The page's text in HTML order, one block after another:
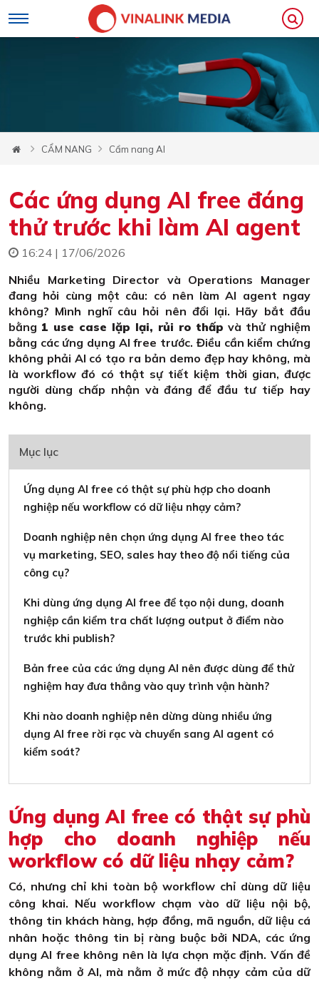
CẨM NANG Cẩm nang AI
Các ứng dụng AI free đáng
thử trước khi làm AI agent
16:24 | 17/06/2026
Nhiều Marketing Director và Operations Manager
đang hỏi cùng một câu: có nên làm AI agent ngay
không? Mình nghĩ câu hỏi nên đổi lại. Hãy bắt đầu
bằng 1 use case lặp lại, rủi ro thấp và thử nghiệm
bằng các ứng dụng AI free trước. Điều cần kiểm chứng
không phải AI có tạo ra bản demo đẹp hay không, mà
là workflow đó có thật sự tiết kiệm thời gian, được
người dùng chấp nhận và đáng để đầu tư tiếp hay
không.
Mục lục
Ứng dụng AI free có thật sự phù hợp cho doanh
nghiệp nếu workflow có dữ liệu nhạy cảm?
Doanh nghiệp nên chọn ứng dụng AI free theo tác
vụ marketing, SEO, sales hay theo độ nổi tiếng của
công cụ?
Khi dùng ứng dụng AI free để tạo nội dung, doanh
nghiệp cần kiểm tra chất lượng output ở điểm nào
trước khi publish?
Bản free của các ứng dụng AI nên được dùng để thử
nghiệm hay đưa thẳng vào quy trình vận hành?
Khi nào doanh nghiệp nên dừng dùng nhiều ứng
dụng AI free rời rạc và chuyển sang AI agent có
kiểm soát?
Ứng dụng AI free có thật sự phù
hợp cho doanh nghiệp nếu
workflow có dữ liệu nhạy cảm?
Có, nhưng chỉ khi toàn bộ workflow chỉ dùng dữ liệu
công khai. Nếu workflow chạm vào dữ liệu nội bộ,
thông tin khách hàng, hợp đồng, mã nguồn, dữ liệu cá
nhân hoặc thông tin bị ràng buộc bởi NDA, các ứng
dụng AI free không nên là lựa chọn mặc định. Vấn đề
không nằm ở AI, mà nằm ở mức độ nhạy cảm của dữ